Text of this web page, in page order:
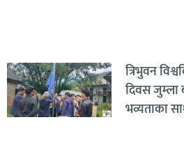
त्रिभुवन
दिवस जुम्ला
भव्यताका